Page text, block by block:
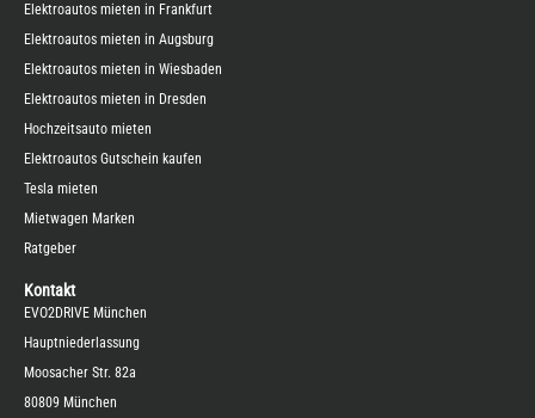
Elektroautos mieten in Frankfurt
Elektroautos mieten in Augsburg
Elektroautos mieten in Wiesbaden
Elektroautos mieten in Dresden
Hochzeitsauto mieten
Elektroautos Gutschein kaufen
Tesla mieten
Mietwagen Marken
Ratgeber
Kontakt
EVO2DRIVE München
Hauptniederlassung
Moosacher Str. 82a
80809 München